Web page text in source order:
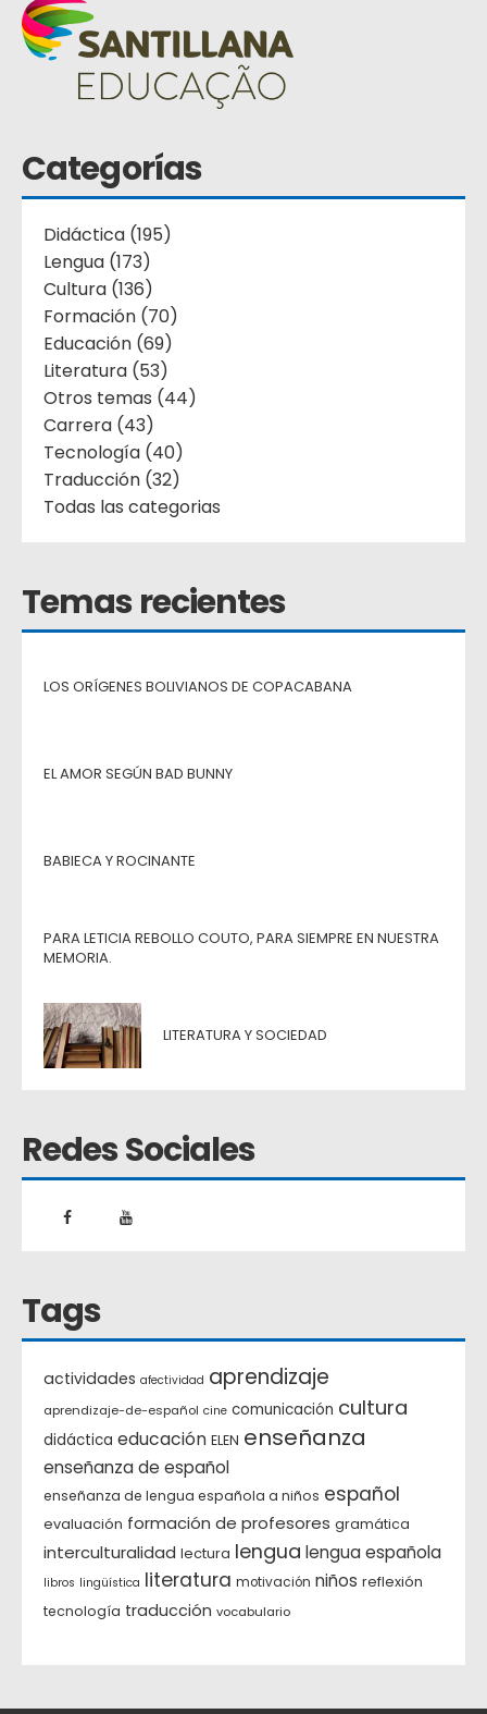
Categorías
Didáctica (195)
Lengua (173)
Cultura (136)
Formación (70)
Educación (69)
Literatura (53)
Otros temas (44)
Carrera (43)
Tecnología (40)
Traducción (32)
Todas las categorias
Temas recientes
LOS ORÍGENES BOLIVIANOS DE COPACABANA
EL AMOR SEGÚN BAD BUNNY
BABIECA Y ROCINANTE
PARA LETICIA REBOLLO COUTO, PARA SIEMPRE EN NUESTRA
MEMORIA.
LITERATURA Y SOCIEDAD
Redes Sociales
Tags
actividades afectividad aprendizaje
aprendizaje-de-español cine comunicación cultura
didáctica educación ELEN enseñanza
enseñanza de español
enseñanza de lengua española a niños español
evaluación formación de profesores gramática
interculturalidad lectura lengua lengua española
libros lingüística literatura motivación niños reflexión
tecnología traducción vocabulario